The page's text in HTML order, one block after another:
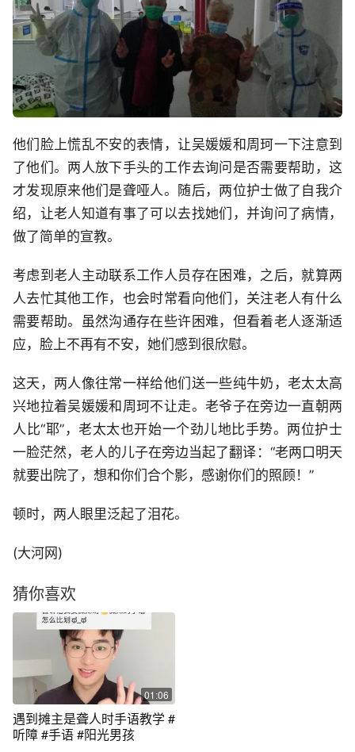
他们脸上慌乱不安的表情，让吴媛媛和周珂一下注意到
了他们。两人放下手头的工作去询问是否需要帮助，这
才发现原来他们是聋哑人。随后，两位护士做了自我介
绍，让老人知道有事了可以去找她们，并询问了病情，
做了简单的宣教。
考虑到老人主动联系工作人员存在困难，之后，就算两
人去忙其他工作，也会时常看向他们，关注老人有什么
需要帮助。虽然沟通存在些许困难，但看着老人逐渐适
应，脸上不再有不安，她们感到很欣慰。
这天，两人像往常一样给他们送一些纯牛奶，老太太高
兴地拉着吴媛媛和周珂不让走。老爷子在旁边一直朝两
人比“耶”，老太太也开始一个劲儿地比手势。两位护士
一脸茫然，老人的儿子在旁边当起了翻译：“老两口明天
就要出院了，想和你们合个影，感谢你们的照顾！”
顿时，两人眼里泛起了泪花。
(大河网)
猜你喜欢
01:06
遇到摊主是聋人时手语教学 #
听障 #手语 #阳光男孩